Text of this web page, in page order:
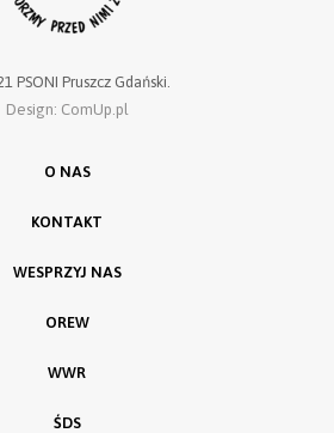
PSONI Pruszcz Gdański.
Design: ComUp.pl
O NAS
KONTAKT
WESPRZYJ NAS
OREW
WWR
ŚDS